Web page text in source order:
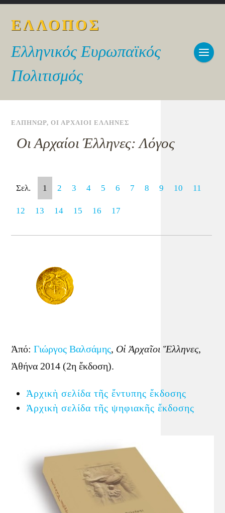
ΕΛΛΟΠΟΣ
Ελληνικός Ευρωπαϊκός
Πολιτισμός
ΕΛΠΗΝΩΡ,ΟΙ ΑΡΧΑΙΟΙ ΕΛΛΗΝΕΣ
Οι Αρχαίοι Έλληνες: Λόγος
Σελ. 1 2 3 4 5 6 7 8 9 10 11
12 13 14 15 16 17
Ἀπό:Γιώργος Βαλσάμης, Οἱ Ἀρχαῖοι Ἕλληνες,
Ἀθήνα 2014 (2η ἔκδοση).
Ἀρχικὴ σελίδα τῆς ἔντυπης ἔκδοσης
Ἀρχικὴ σελίδα τῆς ψηφιακῆς ἔκδοσης